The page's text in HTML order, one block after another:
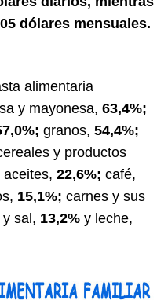
dólares mensuales.
alimentaria
y mayonesa, 63,4%;
granos, 54,4%;
y productos
22,6%; café,
15,1%; carnes y sus
sal, 13,2% y leche,